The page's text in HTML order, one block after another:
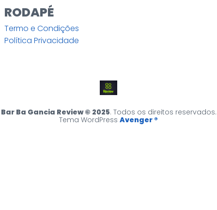
RODAPÉ
Termo e Condições
Política Privacidade
Bar Ba Gancia Review © 2025. Todos os direitos reservados.
Tema WordPress Avenger ®